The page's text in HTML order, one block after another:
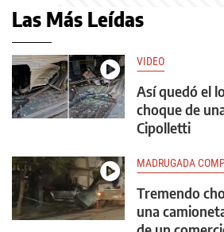
Las Más Leídas
VIDEO
Así quedó el
choque de
Cipolletti
MADRUGADA
Tremendo
una